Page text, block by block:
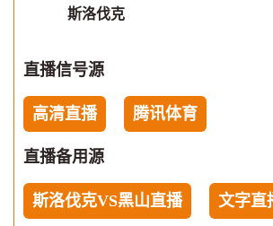
斯洛伐克
直播信号源
高清直播 腾讯体育
直播备用源
斯洛伐克VS黑山直播 文字直